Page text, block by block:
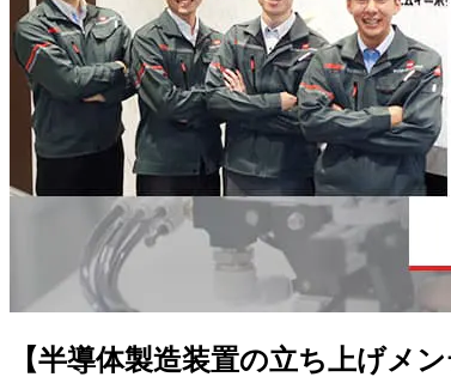
【半導体製造装置の立ち上げメ